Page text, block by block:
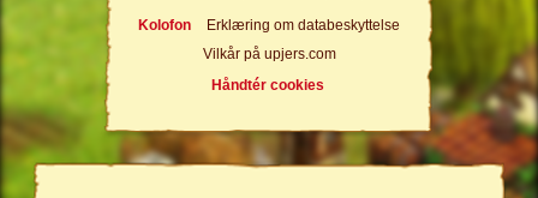
Kolofon
Erklæring om databeskyttelse
Vilkår på upjers.com
Håndtér cookies